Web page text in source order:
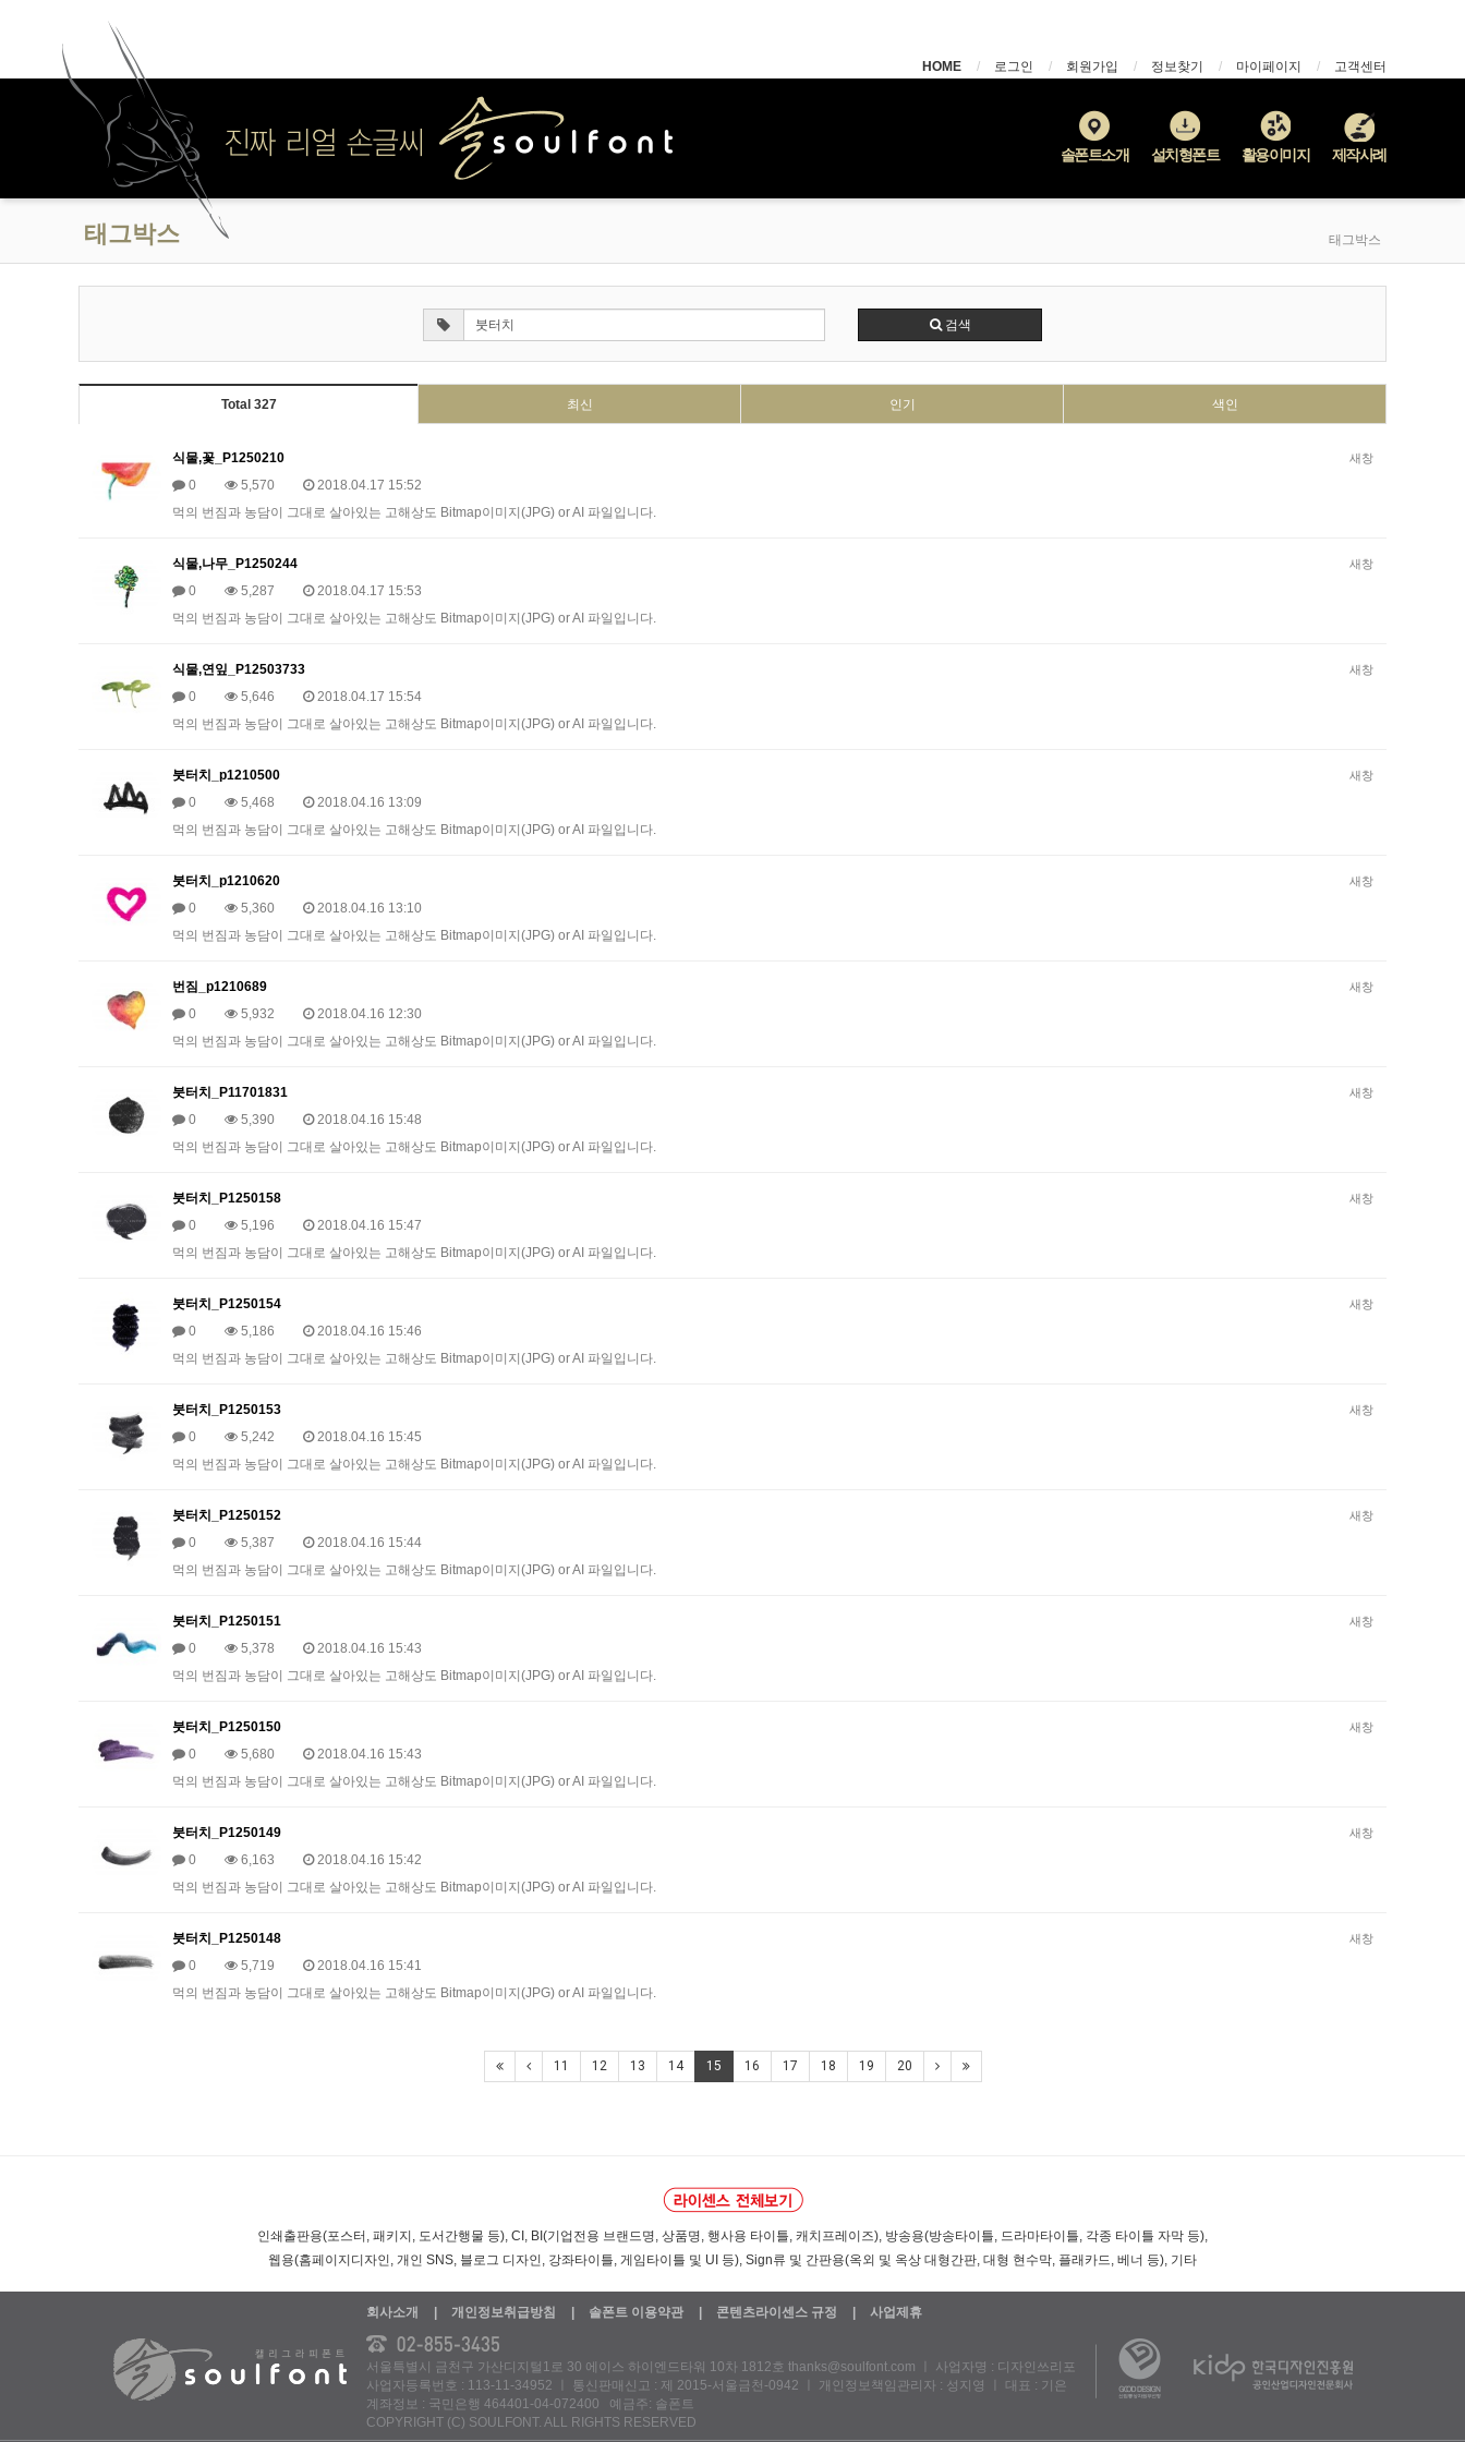
HOME 로그인 회원가입 정보찾기 마이페이지 고객센터
솔폰트소개 설치형폰트 활용이미지 제작사례
태그박스 태그박스
검색
Total 327 최신 인기 색인
새창
식물,꽃_P1250210
0
5,570
2018.04.17 15:52
먹의 번짐과 농담이 그대로 살아있는 고해상도 Bitmap이미지(JPG) or AI 파일입니다.
새창
식물,나무_P1250244
0
5,287
2018.04.17 15:53
먹의 번짐과 농담이 그대로 살아있는 고해상도 Bitmap이미지(JPG) or AI 파일입니다.
새창
식물,연잎_P12503733
0
5,646
2018.04.17 15:54
먹의 번짐과 농담이 그대로 살아있는 고해상도 Bitmap이미지(JPG) or AI 파일입니다.
새창
붓터치_p1210500
0
5,468
2018.04.16 13:09
먹의 번짐과 농담이 그대로 살아있는 고해상도 Bitmap이미지(JPG) or AI 파일입니다.
새창
붓터치_p1210620
0
5,360
2018.04.16 13:10
먹의 번짐과 농담이 그대로 살아있는 고해상도 Bitmap이미지(JPG) or AI 파일입니다.
새창
번짐_p1210689
0
5,932
2018.04.16 12:30
먹의 번짐과 농담이 그대로 살아있는 고해상도 Bitmap이미지(JPG) or AI 파일입니다.
새창
붓터치_P11701831
0
5,390
2018.04.16 15:48
먹의 번짐과 농담이 그대로 살아있는 고해상도 Bitmap이미지(JPG) or AI 파일입니다.
새창
붓터치_P1250158
0
5,196
2018.04.16 15:47
먹의 번짐과 농담이 그대로 살아있는 고해상도 Bitmap이미지(JPG) or AI 파일입니다.
새창
붓터치_P1250154
0
5,186
2018.04.16 15:46
먹의 번짐과 농담이 그대로 살아있는 고해상도 Bitmap이미지(JPG) or AI 파일입니다.
새창
붓터치_P1250153
0
5,242
2018.04.16 15:45
먹의 번짐과 농담이 그대로 살아있는 고해상도 Bitmap이미지(JPG) or AI 파일입니다.
새창
붓터치_P1250152
0
5,387
2018.04.16 15:44
먹의 번짐과 농담이 그대로 살아있는 고해상도 Bitmap이미지(JPG) or AI 파일입니다.
새창
붓터치_P1250151
0
5,378
2018.04.16 15:43
먹의 번짐과 농담이 그대로 살아있는 고해상도 Bitmap이미지(JPG) or AI 파일입니다.
새창
붓터치_P1250150
0
5,680
2018.04.16 15:43
먹의 번짐과 농담이 그대로 살아있는 고해상도 Bitmap이미지(JPG) or AI 파일입니다.
새창
붓터치_P1250149
0
6,163
2018.04.16 15:42
먹의 번짐과 농담이 그대로 살아있는 고해상도 Bitmap이미지(JPG) or AI 파일입니다.
새창
붓터치_P1250148
0
5,719
2018.04.16 15:41
먹의 번짐과 농담이 그대로 살아있는 고해상도 Bitmap이미지(JPG) or AI 파일입니다.
11 12 13 14 15 16 17 18 19 20
인쇄출판용(포스터, 패키지, 도서간행물 등), CI, BI(기업전용 브랜드명, 상품명, 행사용 타이틀, 캐치프레이즈), 방송용(방송타이틀, 드라마타이틀, 각종 타이틀 자막 등),
웹용(홈페이지디자인, 개인 SNS, 블로그 디자인, 강좌타이틀, 게임타이틀 및 UI 등), Sign류 및 간판용(옥외 및 옥상 대형간판, 대형 현수막, 플래카드, 베너 등), 기타
회사소개 개인정보취급방침 솔폰트 이용약관 콘텐츠라이센스 규정 사업제휴
서울특별시 금천구 가산디지털1로 30 에이스 하이엔드타워 10차 1812호 thanks@soulfont.com ㅣ 사업자명 : 디자인쓰리포
사업자등록번호 : 113-11-34952 ㅣ 통신판매신고 : 제 2015-서울금천-0942 ㅣ 개인정보책임관리자 : 성지영 ㅣ 대표 : 기은
계좌정보 : 국민은행 464401-04-072400 예금주: 솔폰트
COPYRIGHT (C) SOULFONT. ALL RIGHTS RESERVED